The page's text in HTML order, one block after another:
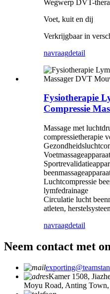
Wegwerp DVT-
Voet, kuit en dij
Verkrijgbaar in
navraagdetail
Fysiotherapie
Compressie
Massage met
compressietherapie
Luchtcompressie
lymfedrainage
Circulatie lucht
atleten,
navraagdetail
Neem contact met
Kamer 1508,
Moyu Road, Anting